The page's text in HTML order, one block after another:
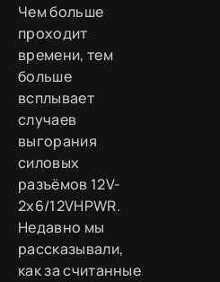
Чем больше
проходит
времени, тем
больше
всплывает
случаев
выгорания
силовых
разъёмов 12V-
2x6/12VHPWR.
Недавно мы
рассказывали,
как за считанные